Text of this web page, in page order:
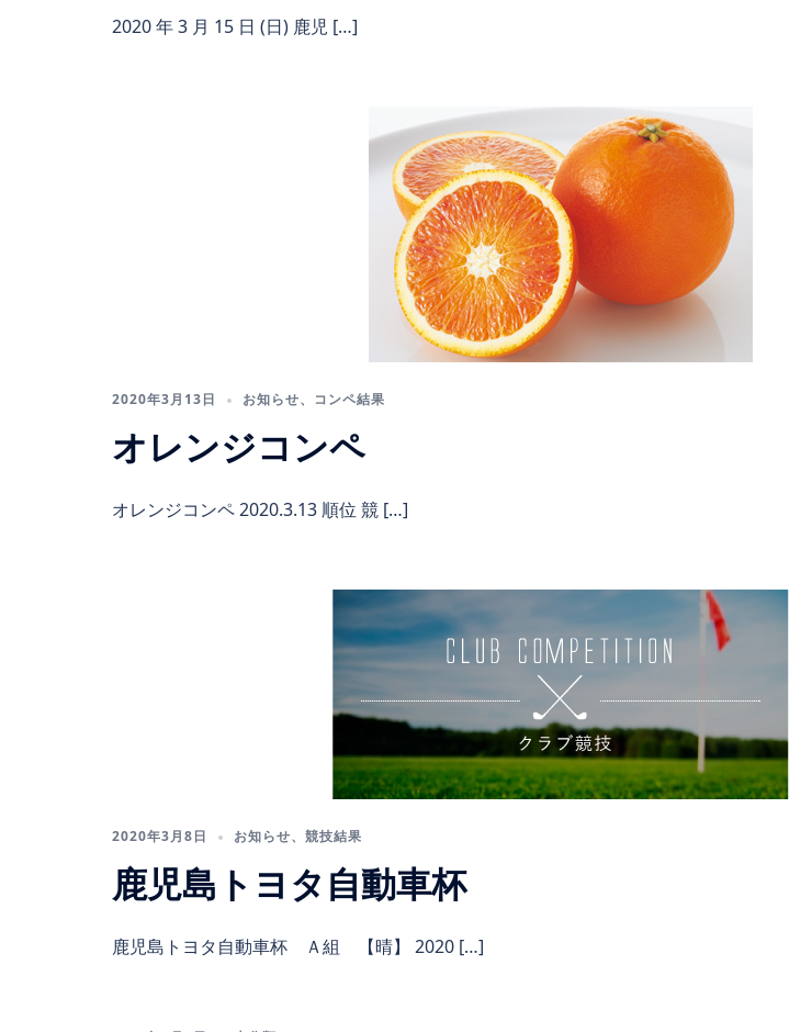
2020 年 3 月 15 日 (日) 鹿児 […]
2020年3月13日 お知らせ、 コンペ結果
オレンジコンペ
オレンジコンペ 2020.3.13 順位 競 […]
2020年3月8日 お知らせ、 競技結果
鹿児島トヨタ自動車杯
鹿児島トヨタ自動車杯 Ａ組 【晴】 2020 […]